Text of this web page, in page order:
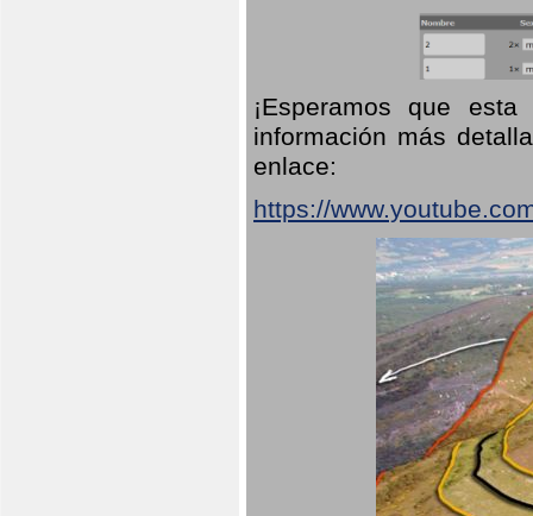
¡Esperamos que
información más
enlace:
https://